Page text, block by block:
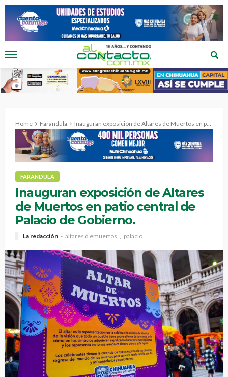
Home Farandula Inauguran exposición de Altares de Muertos en patio central de Palacio de Gobierno.
FARANDULA
Inauguran exposición de Altares
de Muertos en patio central de
Palacio de Gobierno.
La redacción altares d emuertos palacio